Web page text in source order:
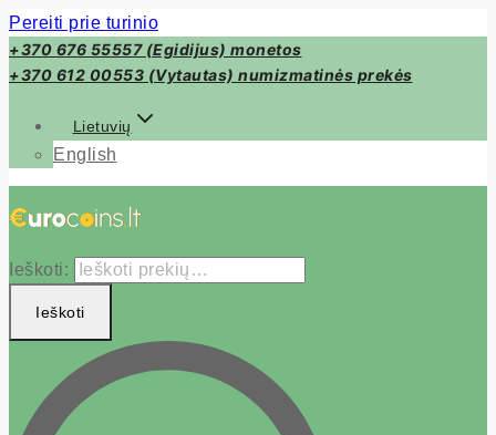
Pereiti prie turinio
+370 676 55557 (Egidijus) monetos
+370 612 00553 (Vytautas) numizmatinės prekės
Lietuvių
English
Ieškoti:
Ieškoti